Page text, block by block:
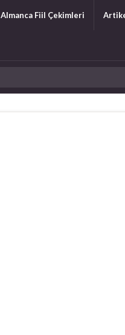
Almanca Fiil Çekimleri